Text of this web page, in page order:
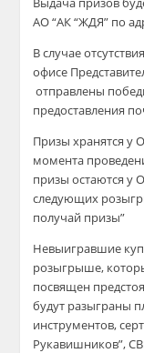
АО “АК “ЖДЯ” по
В случае
офисе
отправлены
предоставления
Призы хранятся у
момента
призы остаются у
следующих
получай призы”
Невыигравшие
розыгрыше,
посвящен
будут разыграны
инструментов,
Рукавишников”,